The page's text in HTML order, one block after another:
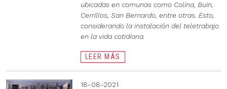
ubicadas en comunas como Colina, Buin,
Cerrillos, San Bernardo, entre otras. Esto,
considerando la instalación del teletrabajo
en la vida cotidiana.
LEER MÁS
18-08-2021